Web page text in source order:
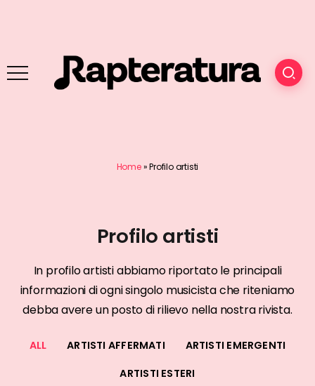
Home»Profilo artisti
Profilo artisti
In profilo artisti abbiamo riportato le principali
informazioni di ogni singolo musicista che riteniamo
debba avere un posto di rilievo nella nostra rivista.
ALL ARTISTI AFFERMATI ARTISTI EMERGENTI
ARTISTI ESTERI